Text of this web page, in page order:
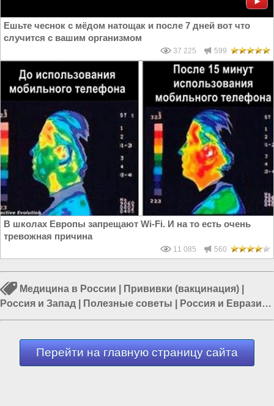
Ешьте чеснок с мёдом натощак и после 7 дней вот что
случится с вашим организмом
37 225 599
В школах Европы запрещают Wi-Fi. И на то есть очень
тревожная причина
11 085 560
Медицина в России Прививки (вакцинация)
Россия и Запад
Полезные советы Россия и Евразия|
Здоровый образ жизни|Наука в России
Перейти на главную страницу сайта